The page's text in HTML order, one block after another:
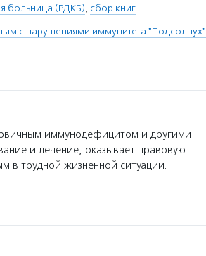
больница (РДКБ), сбор книг
с нарушениями иммунитета "Подсолнух"
иммунодефицитом и другими
и лечение, оказывает правовую
в трудной жизненной ситуации.